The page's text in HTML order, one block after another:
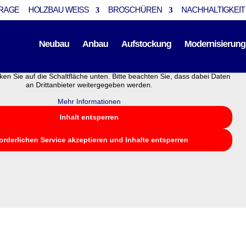
HOLZBAU WEISS BROSCHÜREN NACHHALTIGKEIT
Neubau Anbau Aufstockung Modernisierung
Bauernhaus
Sie auf die Schaltfläche unten. Bitte beachten Sie, dass dabei Daten
an Drittanbieter weitergegeben werden.
Mehr Informationen
Inhalt entsperren
Service akzeptieren und Inhalte entsperren